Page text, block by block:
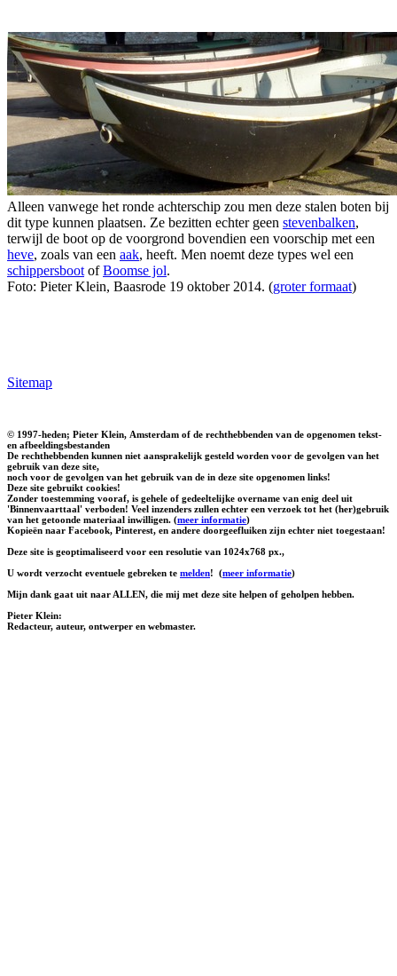
Alleen vanwege het ronde achterschip zou men deze stalen boten bij
dit type kunnen plaatsen. Ze bezitten echter geen stevenbalken,
terwijl de boot op de voorgrond bovendien een voorschip met een
heve, zoals van een aak, heeft. Men noemt deze types wel een
schippersboot ofBoomse jol.
Foto: Pieter Klein, Baasrode 19 oktober 2014. (groter formaat)
Sitemap
© 1997-heden; Pieter Klein, Amsterdam of de rechthebbenden van de opgenomen tekst-
en afbeeldingsbestanden
De rechthebbenden kunnen niet aansprakelijk gesteld worden voor de gevolgen van het
gebruik van deze site,
noch voor de gevolgen van het gebruik van de in deze site opgenomen links!
Deze site gebruikt cookies!
Zonder toestemming vooraf, is gehele of gedeeltelijke overname van enig deel uit
'Binnenvaarttaal' verboden! Veel inzenders zullen echter een verzoek tot het (her)gebruik
van het getoonde materiaal inwilligen. (meer informatie)
Kopieën naar Facebook, Pinterest, en andere doorgeefluiken zijn echter niet toegestaan!
Deze site is geoptimaliseerd voor een resolutie van 1024x768 px.,
U wordt verzocht eventuele gebreken te melden! (meer informatie)
Mijn dank gaat uit naar ALLEN, die mij met deze site helpen of geholpen hebben.
Pieter Klein:
Redacteur, auteur, ontwerper en webmaster.